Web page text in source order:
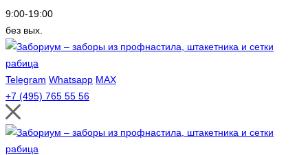
9:00-19:00
без вых.
Telegram Whatsapp MAX
+7 (495) 765 55 56